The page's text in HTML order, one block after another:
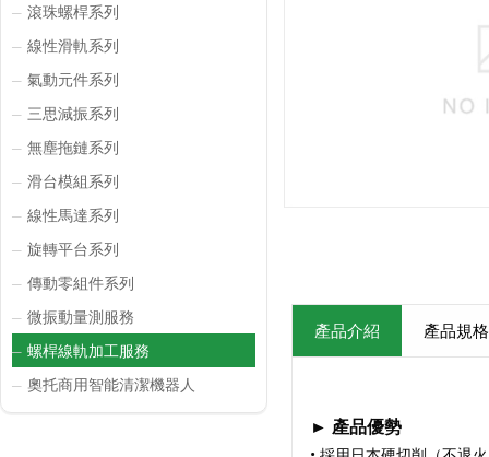
產品介紹 產品規格
► 產品優勢
─ 滾珠螺桿系列
─ 線性滑軌系列
─ 氣動元件系列
─ 三思減振系列
─ 無塵拖鏈系列
─ 滑台模組系列
─ 線性馬達系列
─ 旋轉平台系列
─ 傳動零組件系列
─ 微振動量測服務
─ 螺桿線軌加工服務
─ 奧托商用智能清潔機器人